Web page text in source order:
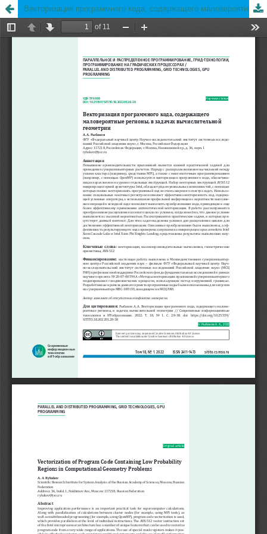
Векторизация программного кода, содержащего маловероятные регионы, в задачах вычислительной геометрии